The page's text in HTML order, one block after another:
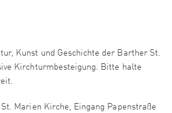
Kunst und Geschichte der Barther St.
Kirchturmbesteigung. Bitte halte
Marien Kirche, Eingang Papenstraße